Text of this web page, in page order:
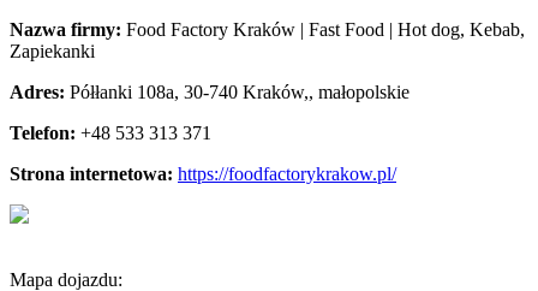
Nazwa firmy: Food Factory Kraków | Fast Food | Hot dog, Kebab,
Zapiekanki
Adres: Półłanki 108a, 30-740 Kraków,, małopolskie
Telefon: +48 533 313 371
Strona internetowa: https://foodfactorykrakow.pl/
Mapa dojazdu: